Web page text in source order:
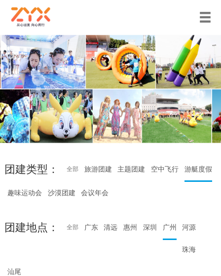
团建类型： 全部 旅游团建 主题团建 空中飞行 游艇度假
趣味运动会 沙漠团建 会议年会
团建地点： 全部 广东 清远 惠州 深圳 广州 河源
珠海
汕尾